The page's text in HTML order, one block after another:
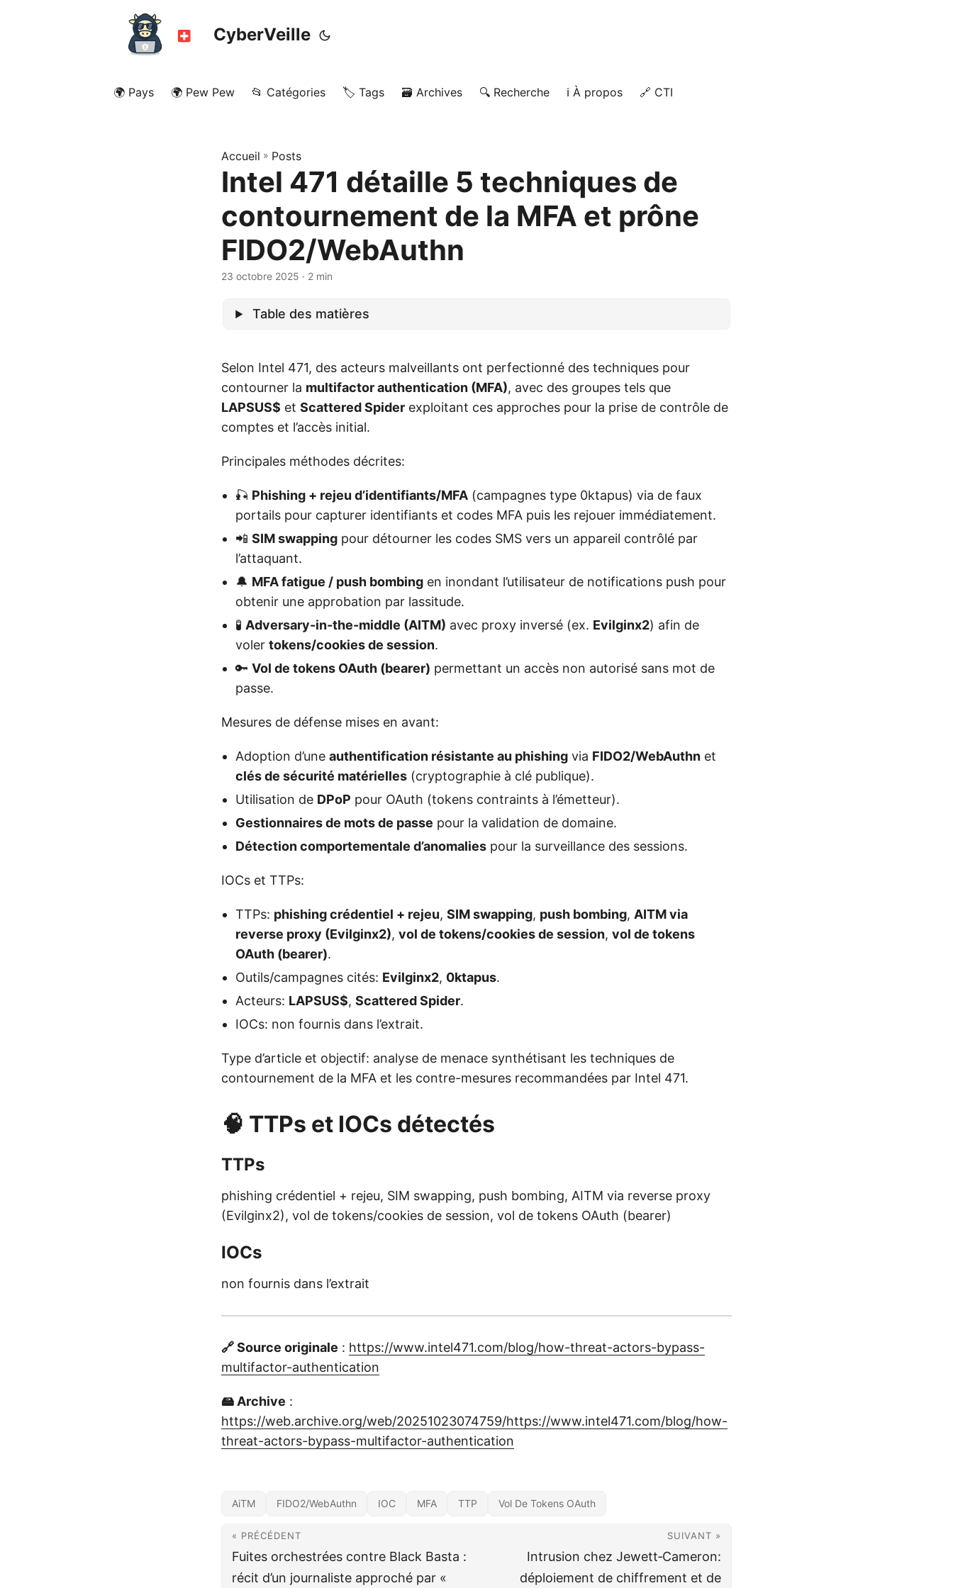
CyberVeille
🌍 Pays 🌍 Pew Pew 📂 Catégories 🏷️ Tags 🗃️ Archives 🔍 Recherche ℹ️ À propos 🔗 CTI
Accueil » Posts
Intel 471 détaille 5 techniques de
contournement de la MFA et prône
FIDO2/WebAuthn
23 octobre 2025 · 2 min
Table des matières
Selon Intel 471, des acteurs malveillants ont perfectionné des techniques pour
contourner la multifactor authentication (MFA), avec des groupes tels que
LAPSUS$ et Scattered Spider exploitant ces approches pour la prise de contrôle de
comptes et l’accès initial.
Principales méthodes décrites:
🎣 Phishing + rejeu d’identifiants/MFA (campagnes type 0ktapus) via de faux
portails pour capturer identifiants et codes MFA puis les rejouer immédiatement.
📲 SIM swapping pour détourner les codes SMS vers un appareil contrôlé par
l’attaquant.
🔔 MFA fatigue / push bombing en inondant l’utilisateur de notifications push pour
obtenir une approbation par lassitude.
🧪 Adversary-in-the-middle (AITM) avec proxy inversé (ex. Evilginx2) afin de
voler tokens/cookies de session.
🔑 Vol de tokens OAuth (bearer) permettant un accès non autorisé sans mot de
passe.
Mesures de défense mises en avant:
Adoption d’une authentification résistante au phishing via FIDO2/WebAuthn et
clés de sécurité matérielles (cryptographie à clé publique).
Utilisation de DPoP pour OAuth (tokens contraints à l’émetteur).
Gestionnaires de mots de passe pour la validation de domaine.
Détection comportementale d’anomalies pour la surveillance des sessions.
IOCs et TTPs:
TTPs: phishing crédentiel + rejeu, SIM swapping, push bombing, AITM via
reverse proxy (Evilginx2), vol de tokens/cookies de session, vol de tokens
OAuth (bearer).
Outils/campagnes cités: Evilginx2, 0ktapus.
Acteurs: LAPSUS$, Scattered Spider.
IOCs: non fournis dans l’extrait.
Type d’article et objectif: analyse de menace synthétisant les techniques de
contournement de la MFA et les contre-mesures recommandées par Intel 471.
🧠 TTPs et IOCs détectés
TTPs
phishing crédentiel + rejeu, SIM swapping, push bombing, AITM via reverse proxy
(Evilginx2), vol de tokens/cookies de session, vol de tokens OAuth (bearer)
IOCs
non fournis dans l’extrait
🔗 Source originale : https://www.intel471.com/blog/how-threat-actors-bypass-
multifactor-authentication
🖴 Archive :
https://web.archive.org/web/20251023074759/https://www.intel471.com/blog/how-
threat-actors-bypass-multifactor-authentication
AiTM FIDO2/WebAuthn IOC MFA TTP Vol De Tokens OAuth
« PRÉCÉDENT
Fuites orchestrées contre Black Basta :
récit d’un journaliste approché par «
SUIVANT »
Intrusion chez Jewett‑Cameron:
déploiement de chiffrement et de